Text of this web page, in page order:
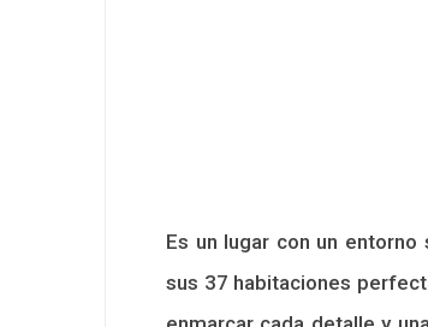
Es un lugar con un
sus 37 habitaciones